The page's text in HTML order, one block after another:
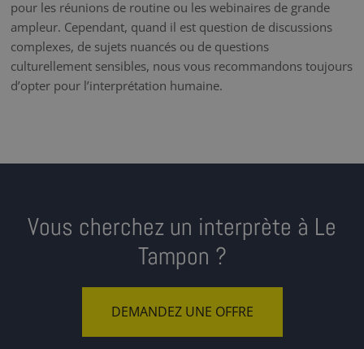
pour les réunions de routine ou les webinaires de grande
ampleur. Cependant, quand il est question de discussions
complexes, de sujets nuancés ou de questions
culturellement sensibles, nous vous recommandons toujours
d’opter pour l’interprétation humaine.
Vous cherchez un interprète à Le
Tampon ?
DEMANDEZ UNE OFFRE